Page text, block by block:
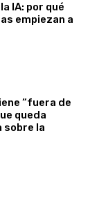
IA: por qué
empiezan a
“fuera de
queda
la